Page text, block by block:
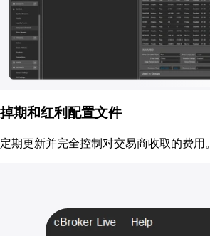
掉期和红利配置文件
定期更新并完全控制对交易商收取的费用。